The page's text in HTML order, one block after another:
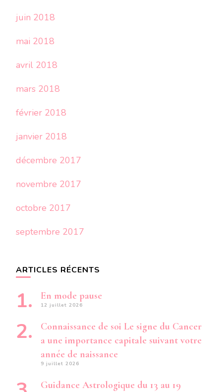
juin 2018
mai 2018
avril 2018
mars 2018
février 2018
janvier 2018
décembre 2017
novembre 2017
octobre 2017
septembre 2017
ARTICLES RÉCENTS
En mode pause
12 juillet 2026
Connaissance de soi Le signe du Cancer
a une importance capitale suivant votre
année de naissance
9 juillet 2026
Guidance Astrologique du 13 au 19